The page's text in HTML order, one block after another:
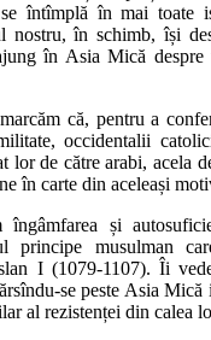
întîmplă în mai toate
nostru, în schimb, își
în Asia Mică despre
că, pentru a
occidentalii
lor de către arabi, acela
în carte din aceleași
și
principe musulman
I (1079-1107). Îi
se peste Asia Mică
al rezistenței din calea